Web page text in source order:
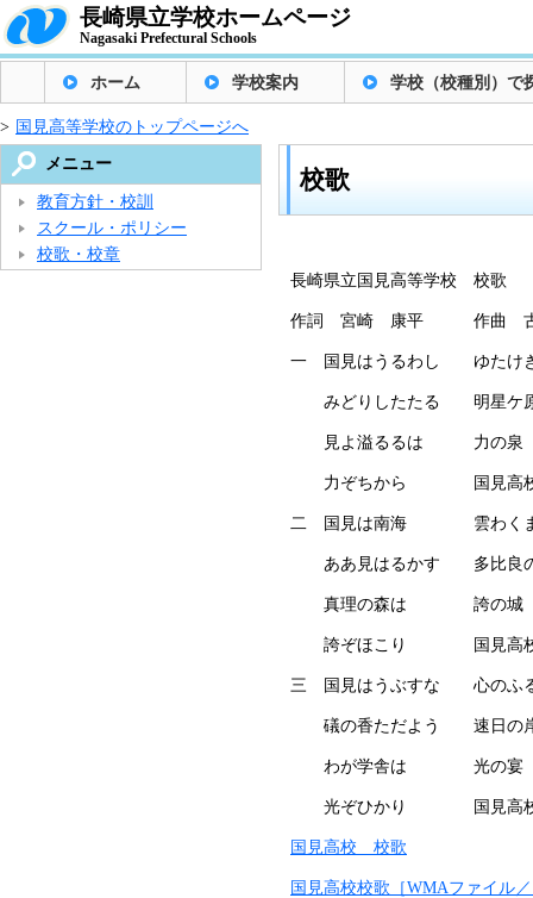
長崎県立学校ホームページ
Nagasaki Prefectural Schools
ホーム 学校案内 学校（校種別）で
> 国見高等学校のトップページへ
校歌
長崎県立国見高等学校 校歌
作詞 宮崎 康平 作曲
一 国見はうるわし ゆた
みどりしたたる 明星ケ
見よ溢るるは 力の泉
力ぞちから 国見高
二 国見は南海 雲わく
ああ見はるかす 多比良
真理の森は 誇の城
誇ぞほこり 国見高
三 国見はうぶすな 心の
礒の香ただよう 速日の
わが学舎は 光の宴
光ぞひかり 国見高
国見高校 校歌
国見高校校歌［WMAファイル
メニュー
教育方針・校訓
スクール・ポリシー
校歌・校章